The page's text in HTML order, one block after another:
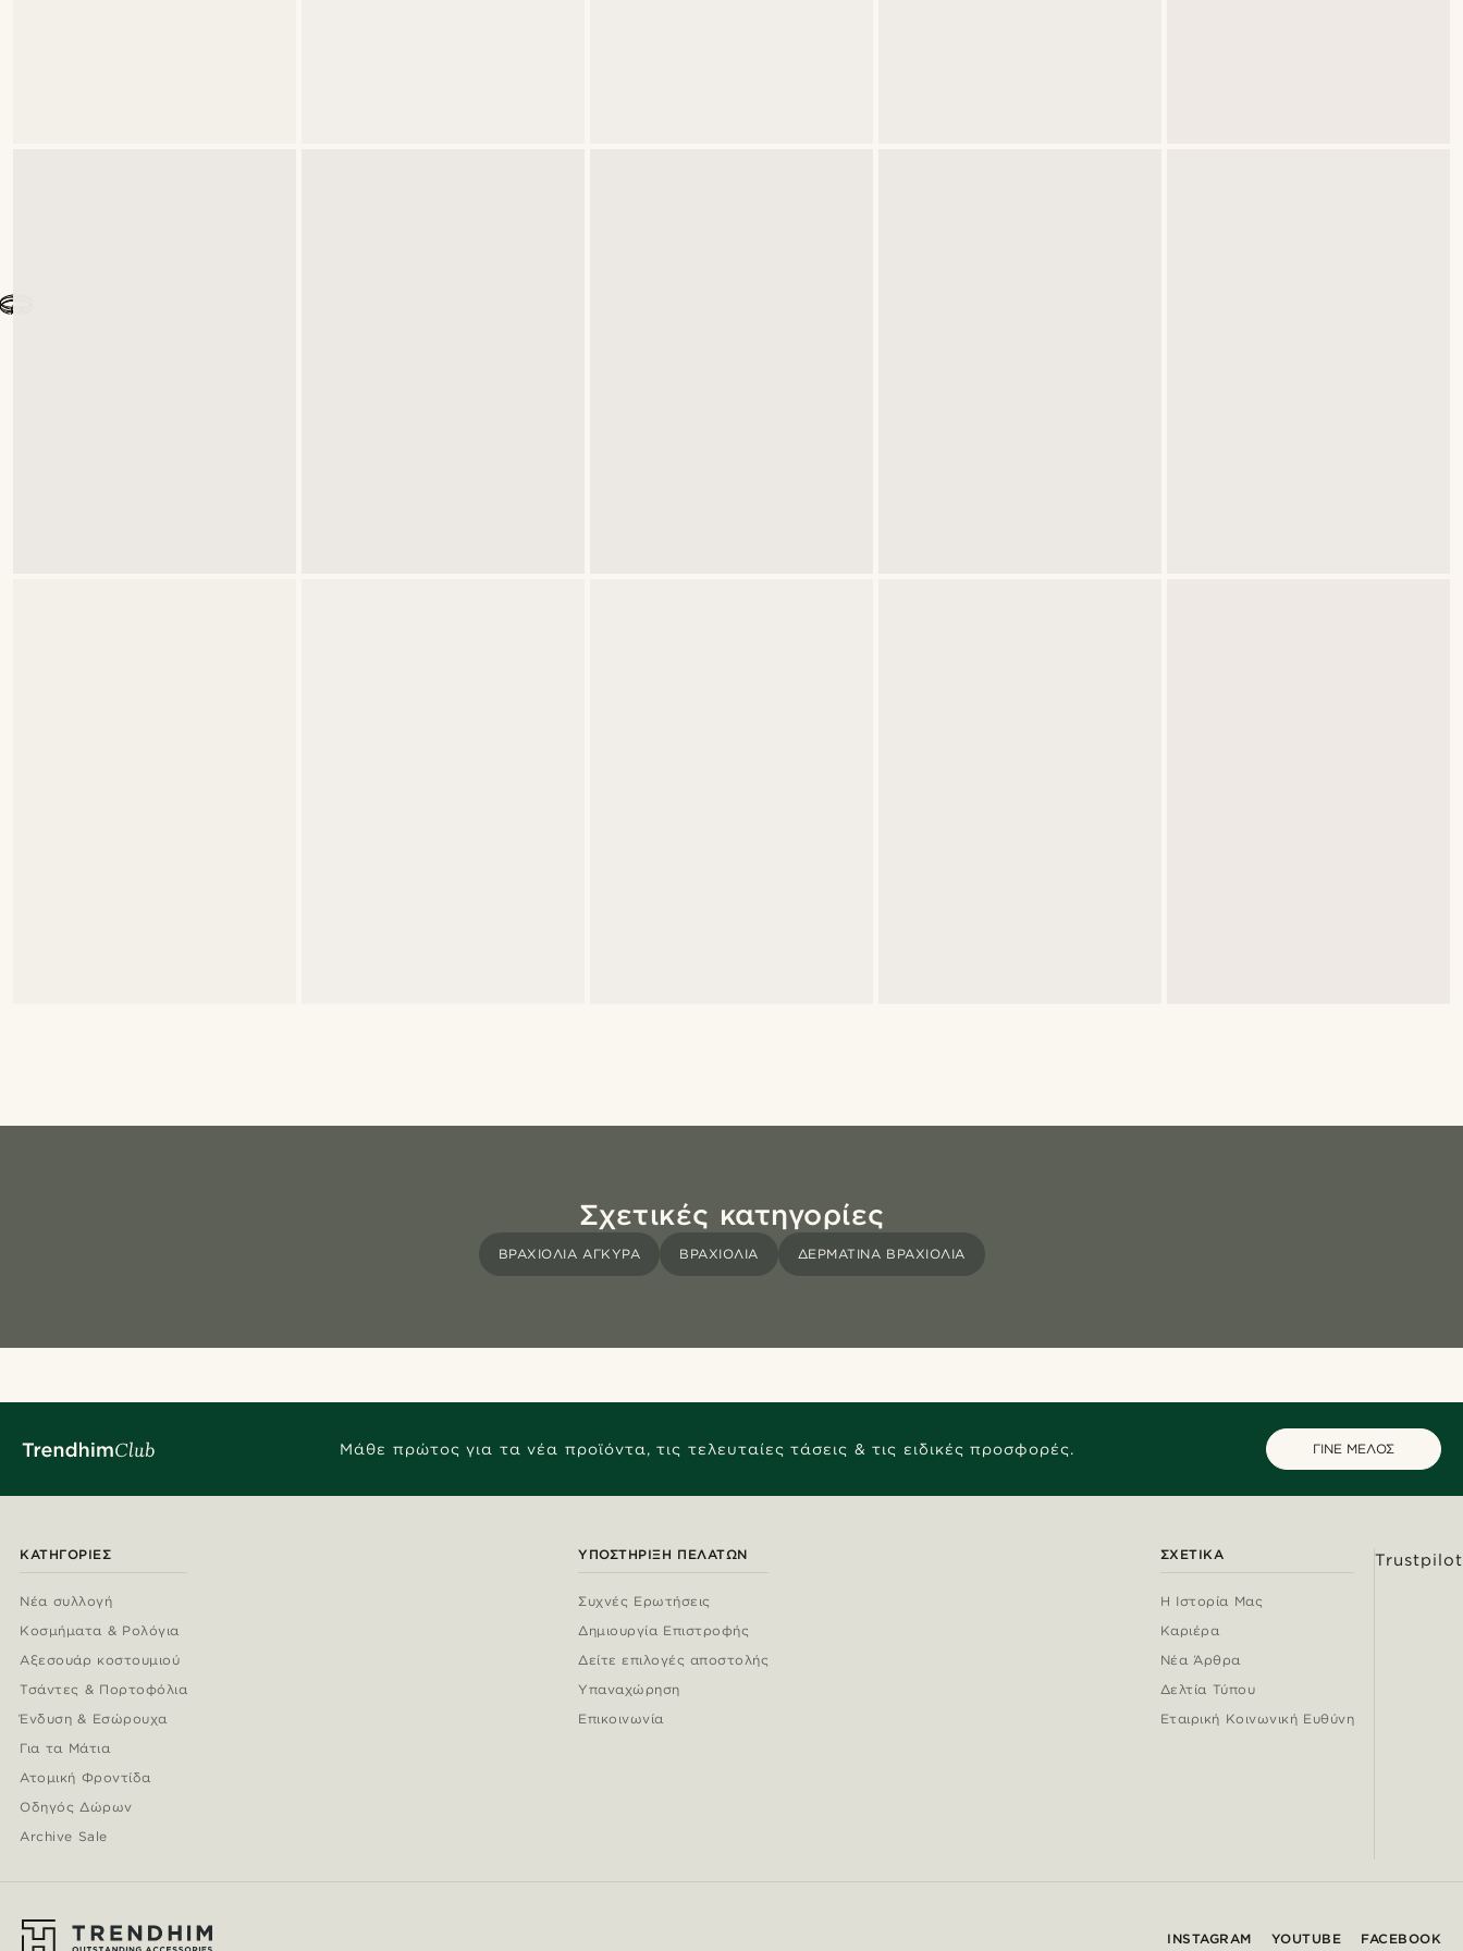
Σχετικές κατηγορίες
ΒΡΑΧΙΌΛΙΑ ΆΓΚΥΡΑ ΒΡΑΧΙΌΛΙΑ ΔΕΡΜΆΤΙΝΑ ΒΡΑΧΙΌΛΙΑ
Μάθε πρώτος για τα νέα προϊόντα, τις τελευταίες τάσεις & τις ειδικές προσφορές. ΓΙΝΕ ΜΕΛΟΣ
ΚΑΤΗΓΟΡΊΕΣ
Νέα συλλογή
Κοσμήματα & Ρολόγια
Αξεσουάρ κοστουμιού
Τσάντες & Πορτοφόλια
Ένδυση & Εσώρουχα
Για τα Μάτια
Ατομική Φροντίδα
Οδηγός Δώρων
Archive Sale
ΥΠΟΣΤΉΡΙΞΗ ΠΕΛΑΤΏΝ
Συχνές Ερωτήσεις
Δημιουργία Επιστροφής
Δείτε επιλογές αποστολής
Υπαναχώρηση
Επικοινωνία
ΣΧΕΤΙΚΆ
Η Ιστορία Μας
Καριέρα
Νέα Άρθρα
Δελτία Τύπου
Εταιρική Κοινωνική Ευθύνη
Trustpilot
INSTAGRAM YOUTUBE FACEBOOK